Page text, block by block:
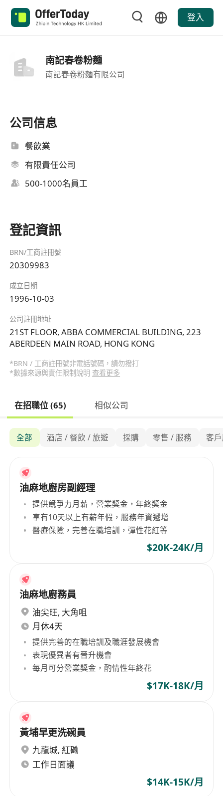
登入
南記春卷粉麵
南記春卷粉麵有限公司
公司信息
餐飲業
有限責任公司
500-1000名員工
登記資訊
BRN/工商註冊號
20309983
成立日期
1996-10-03
公司註冊地址
21ST FLOOR, ABBA COMMERCIAL BUILDING, 223
ABERDEEN MAIN ROAD, HONG KONG
*BRN / 工商註冊號非電話號碼，請勿撥打
*數據來源與責任限制說明 查看更多
在招職位 (65) 相似公司
全部 酒店 / 餐飲 / 旅遊 採購 零售 / 服務 客
油麻地廚房副經理
提供競爭力月薪，營業獎金，年終獎金
享有10天以上有薪年假，服務年資遞增
醫療保險，完善在職培訓，彈性花紅等
$20K-24K/月
油麻地廚務員
油尖旺, 大角咀
月休4天
提供完善的在職培訓及職涯發展機會
表現優異者有晉升機會
每月可分營業獎金，酌情性年終花
$17K-18K/月
黃埔早更洗碗員
九龍城, 紅磡
工作日面議
$14K-15K/月